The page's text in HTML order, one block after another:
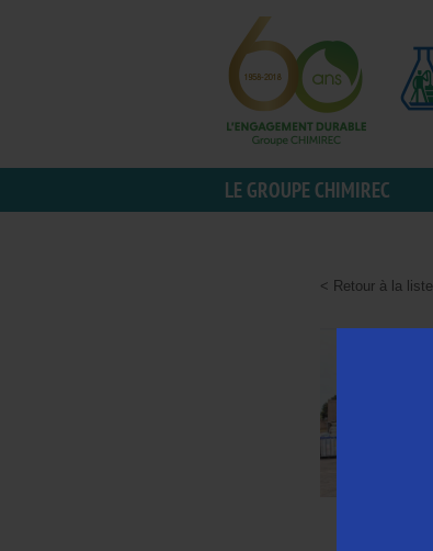
Retour à la liste
LE GROUPE CHIMIREC